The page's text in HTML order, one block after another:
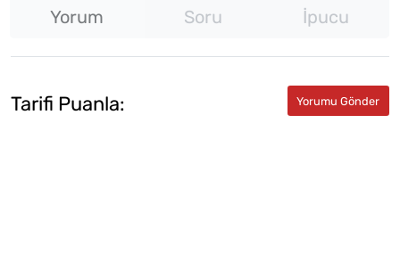
Yorum Soru İpucu
Tarifi Puanla: